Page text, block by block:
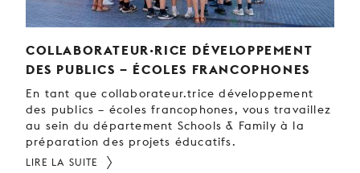
NOUS
SOUTENIR
COLLABORATEUR·RICE DÉVELOPPEMENT
DES PUBLICS – ÉCOLES FRANCOPHONES
En tant que collaborateur.trice développement
des publics – écoles francophones, vous travaillez
au sein du département Schools & Family à la
préparation des projets éducatifs.
LIRE LA SUITE